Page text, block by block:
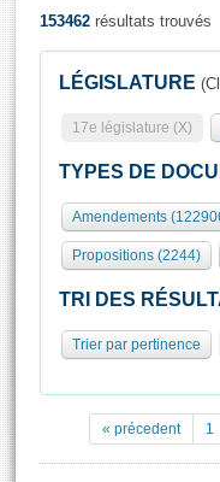
Présidence
577 députés
Groupes
Séance publique
Commissions et
Europe et
Pétitions
Rôle et pouvoirs
Organisation de
Présidence
Statistiques et
Documents de
( Constitution |
Visiter
Visite virtuelle du
Assister à une
La Bibliothèque
153462 résultats trouvés
LÉGISLATURE
17e législature (X)
TYPES DE
Amendements
Propositions (2244)
TRI DES
Trier par pertinence
« précedent 1